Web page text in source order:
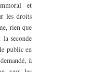
et
les droits
rien que
seconde
public en
à